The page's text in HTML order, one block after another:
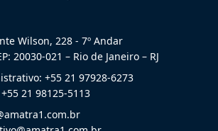
Wilson, 228 - 7º Andar
20030-021 – Rio de Janeiro – RJ
+55 21 97928-6273
21 98125-5113